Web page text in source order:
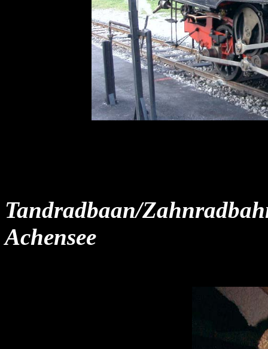
Tandradbaan/
Achensee